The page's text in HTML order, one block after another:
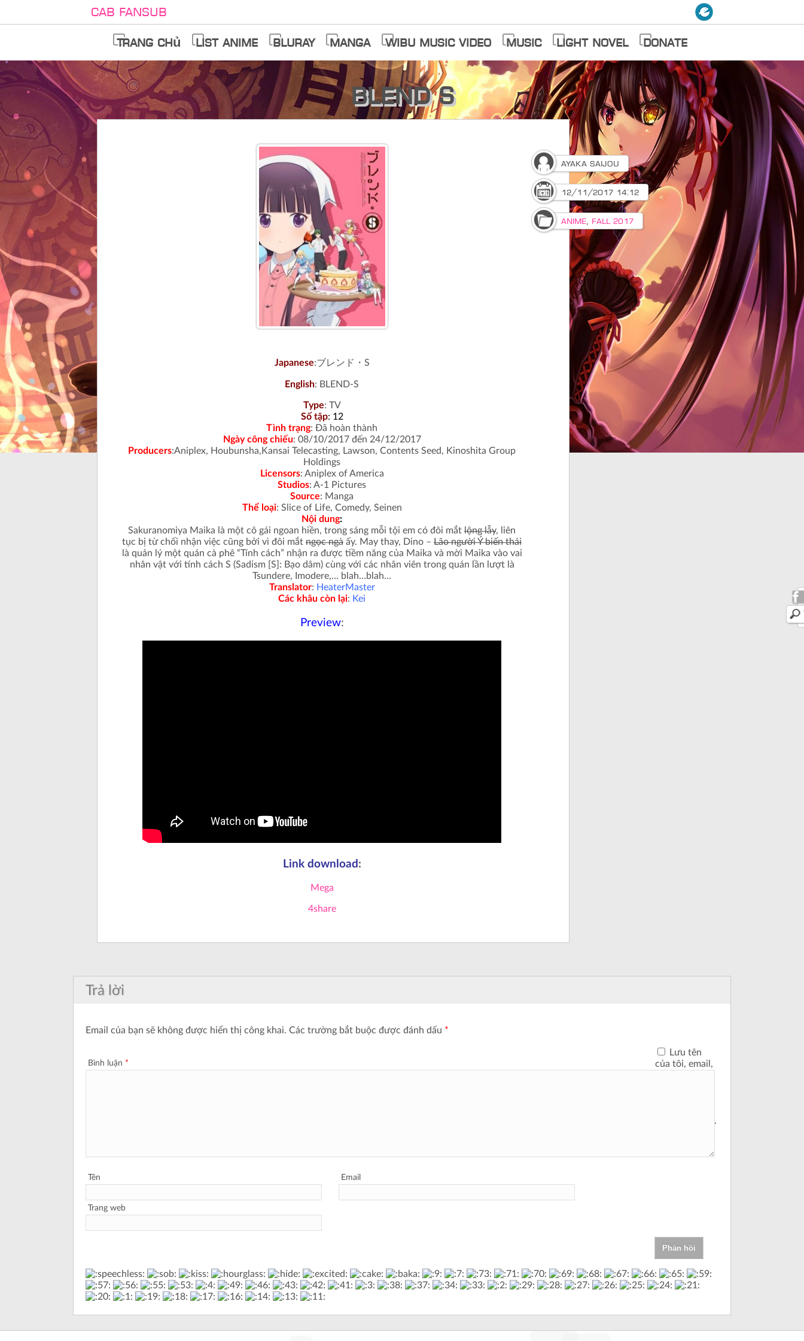
Cab Fansub
Trang chủ List anime Bluray Manga Wibu Music Video Music Light Novel Donate
Blend S
Japanese:ブレンド・S
English: BLEND-S
Type: TV
Số tập: 12
Tình trạng: Đã hoàn thành
Ngày công chiếu: 08/10/2017 đến 24/12/2017
Producers:Aniplex, Houbunsha,Kansai Telecasting, Lawson, Contents Seed, Kinoshita Group
Holdings
Licensors: Aniplex of America
Studios: A-1 Pictures
Source: Manga
Thể loại: Slice of Life, Comedy, Seinen
Nội dung:
Sakuranomiya Maika là một cô gái ngoan hiền, trong sáng mỗi tội em có đôi mắt lộng lẫy, liên
tục bị từ chối nhận việc cũng bởi vì đôi mắt ngọc ngà ấy. May thay, Dino – Lão người Ý biến thái
là quản lý một quán cà phê “Tính cách” nhận ra được tiềm năng của Maika và mời Maika vào vai
nhân vật với tính cách S (Sadism [S]: Bạo dâm) cùng với các nhân viên trong quán lần lượt là
Tsundere, Imodere,… blah…blah…
Translator: HeaterMaster
Các khâu còn lại: Kei
Preview:
Link download :
Mega
4share
Ayaka Saijou
12/11/2017 14:12
Anime, Fall 2017
Trả lời
Email của bạn sẽ không được hiển thị công khai. Các trường bắt buộc được đánh dấu *
Bình luận *
Tên Email
Trang web
Lưu tên
của tôi, email,
kế tiếp của tôi.